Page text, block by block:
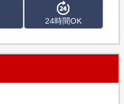
24時間OK